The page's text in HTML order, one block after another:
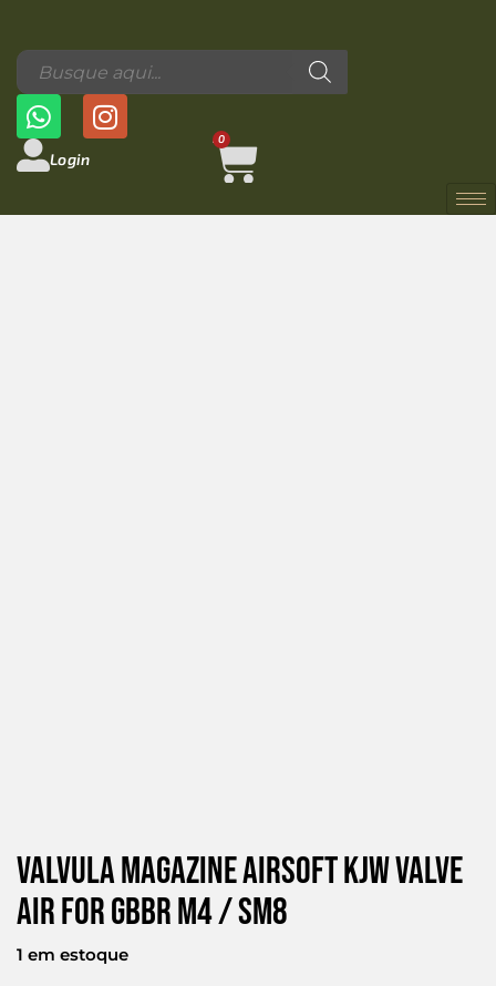
Login
0
Valvula Magazine Airsoft Kjw Valve
Air For Gbbr M4 / Sm8
1 em estoque